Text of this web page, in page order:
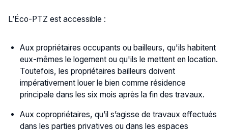
L’Éco-PTZ est accessible :
Aux propriétaires occupants ou bailleurs, qu'ils habitent
eux-mêmes le logement ou qu'ils le mettent en location.
Toutefois, les propriétaires bailleurs doivent
impérativement louer le bien comme résidence
principale dans les six mois après la fin des travaux.
Aux copropriétaires, qu’il s’agisse de travaux effectués
dans les parties privatives ou dans les espaces